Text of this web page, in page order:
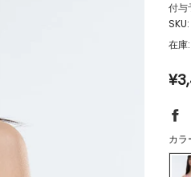
付与
SKU:
在庫:
カラ